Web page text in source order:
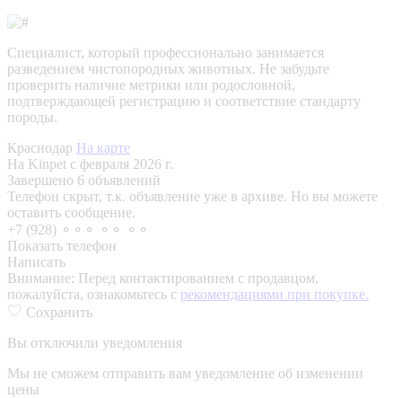
Специалист, который профессионально занимается
разведением чистопородных животных. Не забудьте
проверить наличие метрики или родословной,
подтверждающей регистрацию и соответствие стандарту
породы.
Краснодар На карте
На Kinpet c февраля 2026 г.
Завершено 6 объявлений
Телефон скрыт, т.к. объявление уже в архиве. Но вы можете
оставить сообщение.
+7 (928) ⚬⚬⚬ ⚬⚬ ⚬⚬
Показать телефон
Написать
Внимание: Перед контактированием с продавцом,
пожалуйста, ознакомьтесь с рекомендациями при покупке.
Сохранить
Вы отключили уведомления
Мы не сможем отправить вам уведомление об изменении
цены